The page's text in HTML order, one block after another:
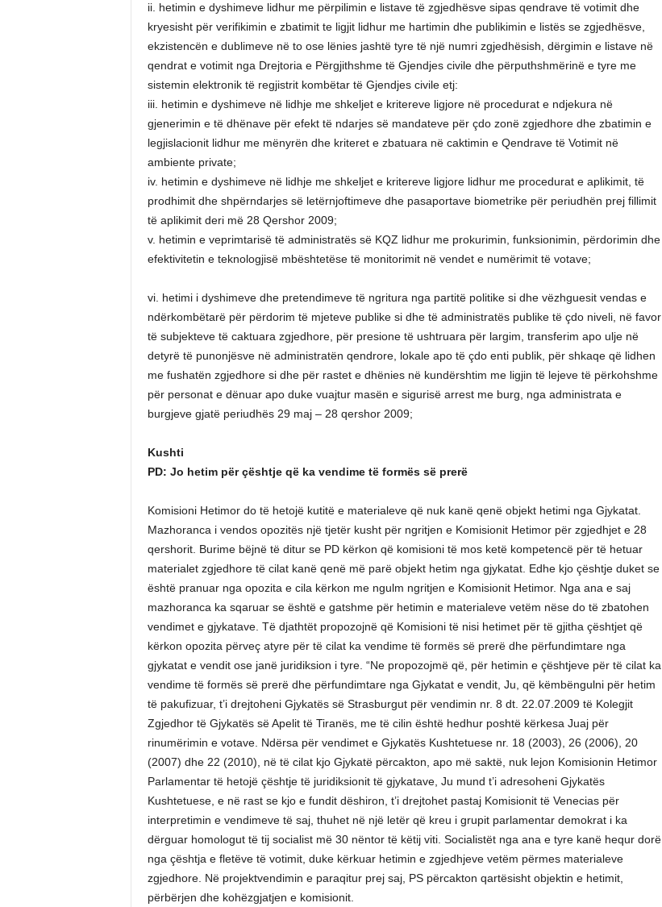
ii. hetimin e dyshimeve lidhur me përpilimin e listave të zgjedhësve sipas qendrave të votimit dhe
kryesisht për verifikimin e zbatimit te ligjit lidhur me hartimin dhe publikimin e listës se zgjedhësve,
ekzistencën e dublimeve në to ose lënies jashtë tyre të një numri zgjedhësish, dërgimin e listave në
qendrat e votimit nga Drejtoria e Përgjithshme të Gjendjes civile dhe përputhshmërinë e tyre me
sistemin elektronik të regjistrit kombëtar të Gjendjes civile etj:
iii. hetimin e dyshimeve në lidhje me shkeljet e kritereve ligjore në procedurat e ndjekura në
gjenerimin e të dhënave për efekt të ndarjes së mandateve për çdo zonë zgjedhore dhe zbatimin e
legjislacionit lidhur me mënyrën dhe kriteret e zbatuara në caktimin e Qendrave të Votimit në
ambiente private;
iv. hetimin e dyshimeve në lidhje me shkeljet e kritereve ligjore lidhur me procedurat e aplikimit, të
prodhimit dhe shpërndarjes së letërnjoftimeve dhe pasaportave biometrike për periudhën prej fillimit
të aplikimit deri më 28 Qershor 2009;
v. hetimin e veprimtarisë të administratës së KQZ lidhur me prokurimin, funksionimin, përdorimin dhe
efektivitetin e teknologjisë mbështetëse të monitorimit në vendet e numërimit të votave;
vi. hetimi i dyshimeve dhe pretendimeve të ngritura nga partitë politike si dhe vëzhguesit vendas e
ndërkombëtarë për përdorim të mjeteve publike si dhe të administratës publike të çdo niveli, në favor
të subjekteve të caktuara zgjedhore, për presione të ushtruara për largim, transferim apo ulje në
detyrë të punonjësve në administratën qendrore, lokale apo të çdo enti publik, për shkaqe që lidhen
me fushatën zgjedhore si dhe për rastet e dhënies në kundërshtim me ligjin të lejeve të përkohshme
për personat e dënuar apo duke vuajtur masën e sigurisë arrest me burg, nga administrata e
burgjeve gjatë periudhës 29 maj – 28 qershor 2009;
Kushti
PD: Jo hetim për çështje që ka vendime të formës së prerë
Komisioni Hetimor do të hetojë kutitë e materialeve që nuk kanë qenë objekt hetimi nga Gjykatat.
Mazhoranca i vendos opozitës një tjetër kusht për ngritjen e Komisionit Hetimor për zgjedhjet e 28
qershorit. Burime bëjnë të ditur se PD kërkon që komisioni të mos ketë kompetencë për të hetuar
materialet zgjedhore të cilat kanë qenë më parë objekt hetim nga gjykatat. Edhe kjo çështje duket se
është pranuar nga opozita e cila kërkon me ngulm ngritjen e Komisionit Hetimor. Nga ana e saj
mazhoranca ka sqaruar se është e gatshme për hetimin e materialeve vetëm nëse do të zbatohen
vendimet e gjykatave. Të djathtët propozojnë që Komisioni të nisi hetimet për të gjitha çështjet që
kërkon opozita përveç atyre për të cilat ka vendime të formës së prerë dhe përfundimtare nga
gjykatat e vendit ose janë juridiksion i tyre. “Ne propozojmë që, për hetimin e çështjeve për të cilat ka
vendime të formës së prerë dhe përfundimtare nga Gjykatat e vendit, Ju, që këmbëngulni për hetim
të pakufizuar, t’i drejtoheni Gjykatës së Strasburgut për vendimin nr. 8 dt. 22.07.2009 të Kolegjit
Zgjedhor të Gjykatës së Apelit të Tiranës, me të cilin është hedhur poshtë kërkesa Juaj për
rinumërimin e votave. Ndërsa për vendimet e Gjykatës Kushtetuese nr. 18 (2003), 26 (2006), 20
(2007) dhe 22 (2010), në të cilat kjo Gjykatë përcakton, apo më saktë, nuk lejon Komisionin Hetimor
Parlamentar të hetojë çështje të juridiksionit të gjykatave, Ju mund t’i adresoheni Gjykatës
Kushtetuese, e në rast se kjo e fundit dëshiron, t’i drejtohet pastaj Komisionit të Venecias për
interpretimin e vendimeve të saj, thuhet në një letër që kreu i grupit parlamentar demokrat i ka
dërguar homologut të tij socialist më 30 nëntor të këtij viti. Socialistët nga ana e tyre kanë hequr dorë
nga çështja e fletëve të votimit, duke kërkuar hetimin e zgjedhjeve vetëm përmes materialeve
zgjedhore. Në projektvendimin e paraqitur prej saj, PS përcakton qartësisht objektin e hetimit,
përbërjen dhe kohëzgjatjen e komisionit.